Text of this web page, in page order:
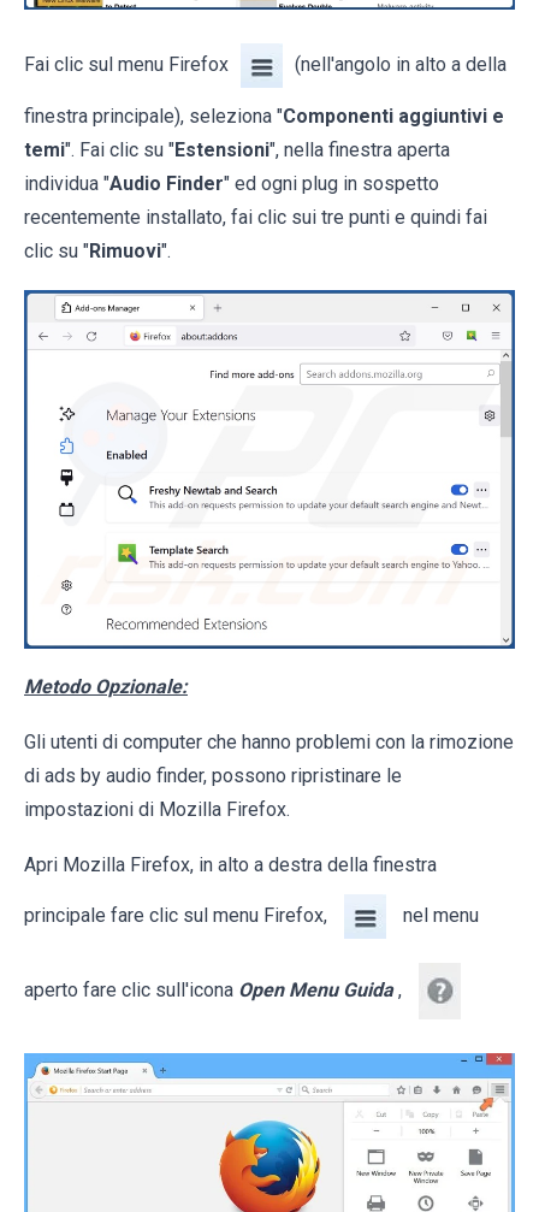
Fai clic sul menu Firefox (nell'angolo in alto a della
finestra principale), seleziona "Componenti aggiuntivi e
temi". Fai clic su "Estensioni", nella finestra aperta
individua "Audio Finder" ed ogni plug in sospetto
recentemente installato, fai clic sui tre punti e quindi fai
clic su "Rimuovi".
Metodo Opzionale:
Gli utenti di computer che hanno problemi con la rimozione
di ads by audio finder, possono ripristinare le
impostazioni di Mozilla Firefox.
Apri Mozilla Firefox, in alto a destra della finestra
principale fare clic sul menu Firefox, nel menu
aperto fare clic sull'icona Open Menu Guida ,